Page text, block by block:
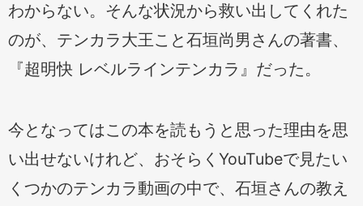
わからない。そんな状況から救い出してくれた
のが、テンカラ大王こと石垣尚男さんの著書、
『超明快 レベルラインテンカラ』だった。
今となってはこの本を読もうと思った理由を思
い出せないけれど、おそらくYouTubeで見たい
くつかのテンカラ動画の中で、石垣さんの教え